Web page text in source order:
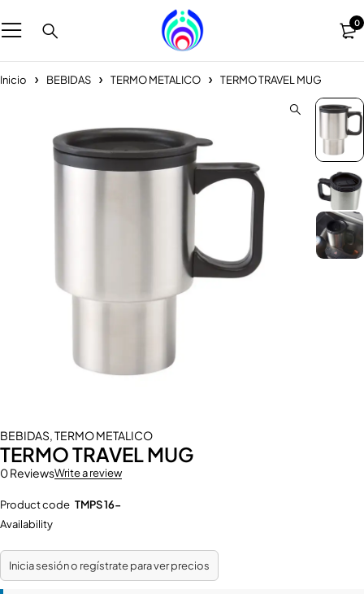
0
Inicio BEBIDAS TERMO METALICO TERMO TRAVEL MUG
BEBIDAS,TERMO METALICO
TERMO TRAVEL MUG
0 ReviewsWrite a review
Product code TMPS 16-
Availability
Inicia sesión o regístrate para ver precios